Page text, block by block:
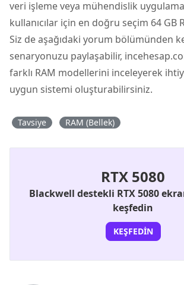
veri işleme veya mühendislik
kullanıcılar için en doğru seçim 64 GB
Siz de aşağıdaki yorum bölümünden
senaryonuzu paylaşabilir,
farklı RAM modellerini inceleyerek
uygun sistemi oluşturabilirsiniz.
Tavsiye RAM (Bellek)
RTX 5080
Blackwell destekli RTX 5080
keşfedin
KEŞFEDIN